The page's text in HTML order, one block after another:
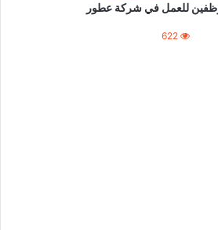
للعمل في شركة عطور
622